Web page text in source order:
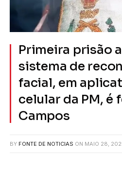
Primeira prisão
sistema de
facial, em
celular da PM, é
Campos
BY FONTE DE NOTICIAS ON MAIO 28,